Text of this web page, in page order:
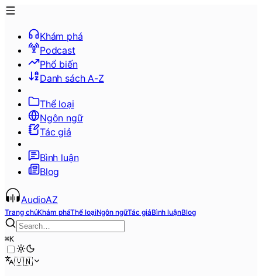
Khám phá
Podcast
Phổ biến
Danh sách A-Z
Thể loại
Ngôn ngữ
Tác giả
Bình luận
Blog
AudioAZ
Trang chủKhám pháThể loạiNgôn ngữTác giảBình luậnBlog
⌘K
🇻🇳